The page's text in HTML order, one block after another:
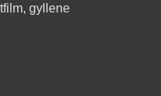
gyllene